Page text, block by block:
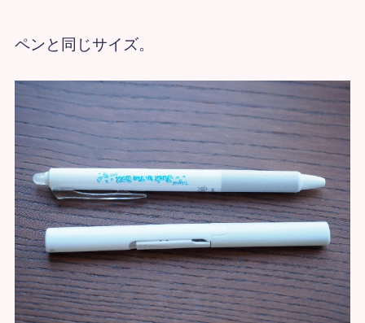
ペンと同じサイズ。